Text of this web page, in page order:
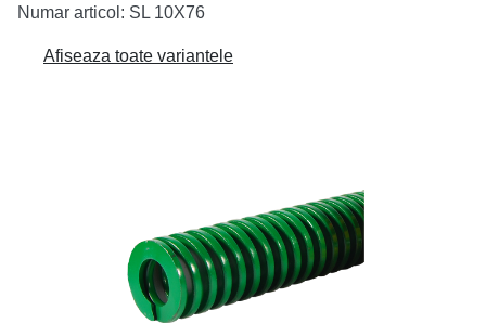
Numar articol: SL 10X76
Afiseaza toate variantele